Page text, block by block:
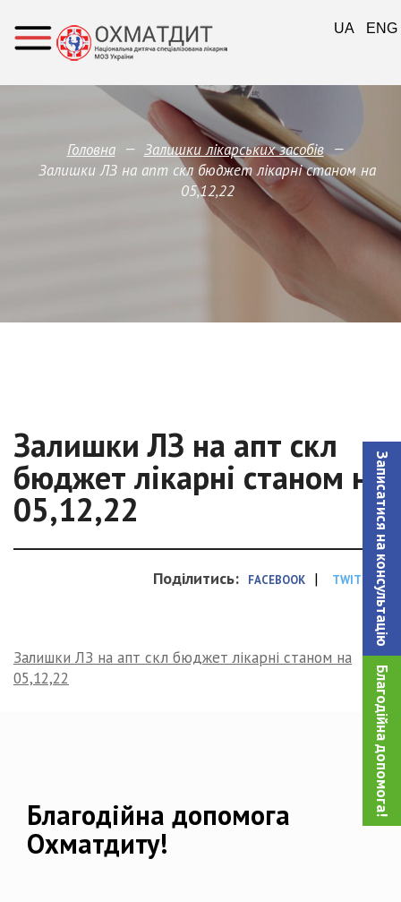
Записатися на консультацiю
Благодійна допомога!
Головна — Залишки лікарських засобів —
Залишки ЛЗ на апт скл бюджет лікарні станом на
05,12,22
Залишки ЛЗ на апт скл
бюджет лікарні станом на
05,12,22
Поділитись: FACEBOOK | TWITTER
Залишки ЛЗ на апт скл бюджет лікарні станом на
05,12,22
Благодійна допомога
Охматдиту!
UA ENG